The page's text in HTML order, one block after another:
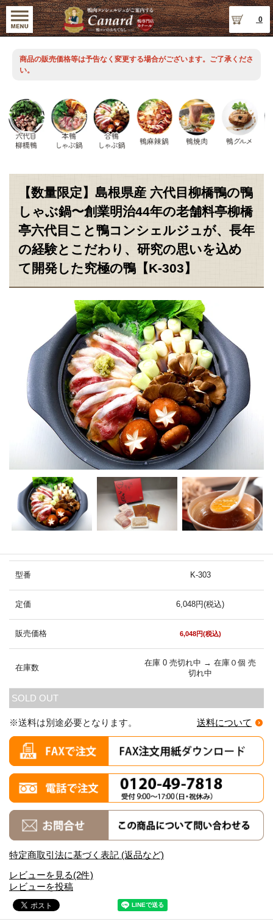
0
商品の販売価格等は予告なく変更する場合がございます。ご了承くださ
い。
【数量限定】島根県産 六代目柳橋鴨の鴨
しゃぶ鍋〜創業明治44年の老舗料亭柳橋
亭六代目こと鴨コンシェルジュが、長年
の経験とこだわり、研究の思いを込め
て開発した究極の鴨【K-303】
型番 K-303
定価 6,048円(税込)
販売価格 6,048円(税込)
在庫数
在庫 0 売切れ中 → 在庫０個 売
切れ中
SOLD OUT
※送料は別途必要となります。 送料について
特定商取引法に基づく表記 (返品など)
レビューを見る(2件)
レビューを投稿